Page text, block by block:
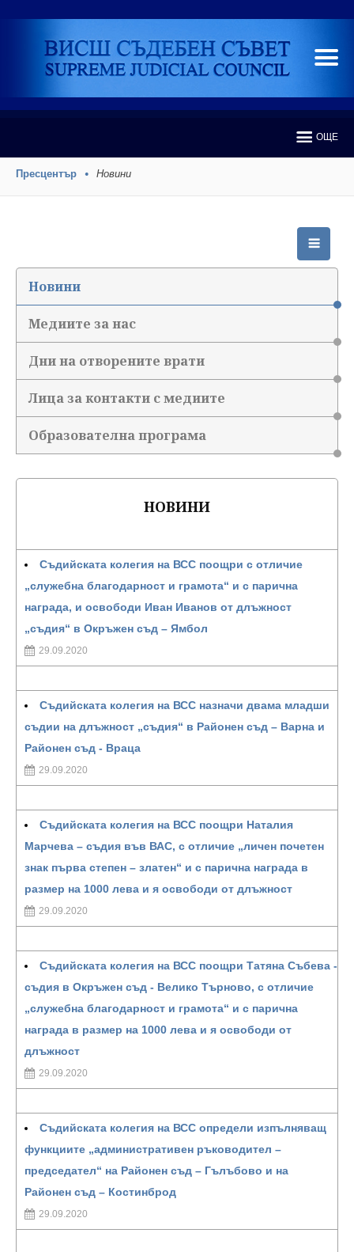
ОЩЕ
Пресцентър Новини
Новини
Медиите за нас
Дни на отворените врати
Лица за контакти с медиите
Образователна програма
НОВИНИ
Съдийската колегия на ВСС поощри с отличие
„служебна благодарност и грамота“ и с парична
награда, и освободи Иван Иванов от длъжност
„съдия“ в Окръжен съд – Ямбол
29.09.2020
Съдийската колегия на ВСС назначи двама младши
съдии на длъжност „съдия“ в Районен съд – Варна и
Районен съд - Враца
29.09.2020
Съдийската колегия на ВСС поощри Наталия
Марчева – съдия във ВАС, с отличие „личен почетен
знак първа степен – златен“ и с парична награда в
размер на 1000 лева и я освободи от длъжност
29.09.2020
Съдийската колегия на ВСС поощри Татяна Събева -
съдия в Окръжен съд - Велико Търново, с отличие
„служебна благодарност и грамота“ и с парична
награда в размер на 1000 лева и я освободи от
длъжност
29.09.2020
Съдийската колегия на ВСС определи изпълняващ
функциите „административен ръководител –
председател“ на Районен съд – Гълъбово и на
Районен съд – Костинброд
29.09.2020